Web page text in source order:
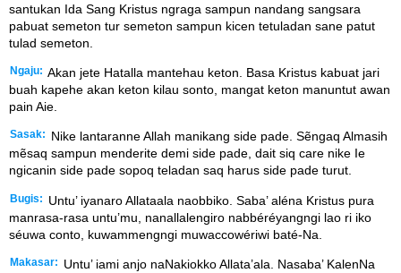
santukan Ida Sang Kristus ngraga sampun nandang sangsara
pabuat semeton tur semeton sampun kicen tetuladan sane patut
tulad semeton.
Ngaju: Akan jete Hatalla mantehau keton. Basa Kristus kabuat jari
buah kapehe akan keton kilau sonto, mangat keton manuntut awan
pain Aie.
Sasak:
Nike lantaranne Allah manikang side pade. Sẽngaq Almasih
mẽsaq sampun menderite demi side pade, dait siq care nike Ie
ngicanin side pade sopoq teladan saq harus side pade turut.
Bugis:
Untu’ iyanaro Allataala naobbiko. Saba’ aléna Kristus pura
manrasa-rasa untu’mu, nanallalengiro nabbéréyangngi lao ri iko
séuwa conto, kuwammengngi muwaccowériwi baté-Na.
Makasar:
Untu’ iami anjo naNakiokko Allata’ala. Nasaba’ KalenNa